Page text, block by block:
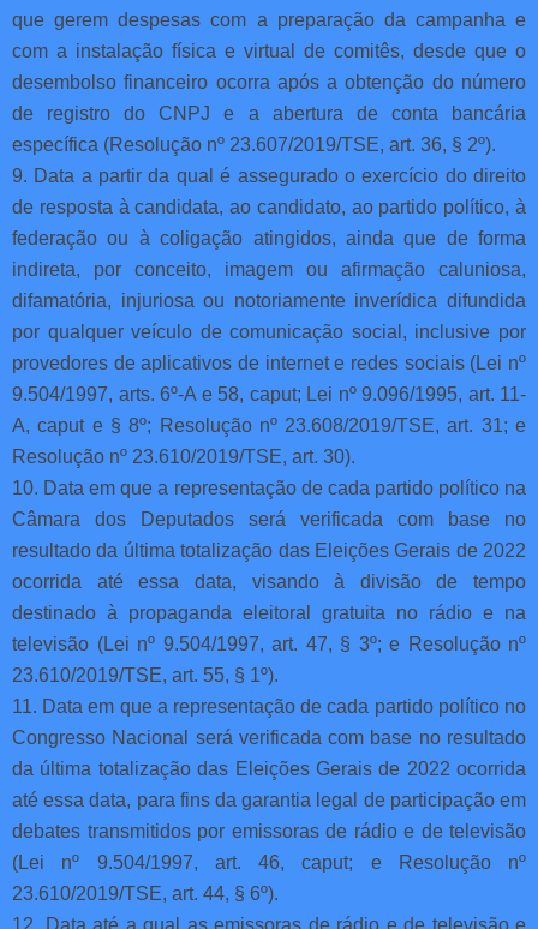
que gerem despesas com a preparação da campanha e
com a instalação física e virtual de comitês, desde que o
desembolso financeiro ocorra após a obtenção do número
de registro do CNPJ e a abertura de conta bancária
específica (Resolução nº 23.607/2019/TSE, art. 36, § 2º).
9. Data a partir da qual é assegurado o exercício do direito
de resposta à candidata, ao candidato, ao partido político, à
federação ou à coligação atingidos, ainda que de forma
indireta, por conceito, imagem ou afirmação caluniosa,
difamatória, injuriosa ou notoriamente inverídica difundida
por qualquer veículo de comunicação social, inclusive por
provedores de aplicativos de internet e redes sociais (Lei nº
9.504/1997, arts. 6º-A e 58, caput; Lei nº 9.096/1995, art. 11-
A, caput e § 8º; Resolução nº 23.608/2019/TSE, art. 31; e
Resolução nº 23.610/2019/TSE, art. 30).
10. Data em que a representação de cada partido político na
Câmara dos Deputados será verificada com base no
resultado da última totalização das Eleições Gerais de 2022
ocorrida até essa data, visando à divisão de tempo
destinado à propaganda eleitoral gratuita no rádio e na
televisão (Lei nº 9.504/1997, art. 47, § 3º; e Resolução nº
23.610/2019/TSE, art. 55, § 1º).
11. Data em que a representação de cada partido político no
Congresso Nacional será verificada com base no resultado
da última totalização das Eleições Gerais de 2022 ocorrida
até essa data, para fins da garantia legal de participação em
debates transmitidos por emissoras de rádio e de televisão
(Lei nº 9.504/1997, art. 46, caput; e Resolução nº
23.610/2019/TSE, art. 44, § 6º).
12. Data até a qual as emissoras de rádio e de televisão e